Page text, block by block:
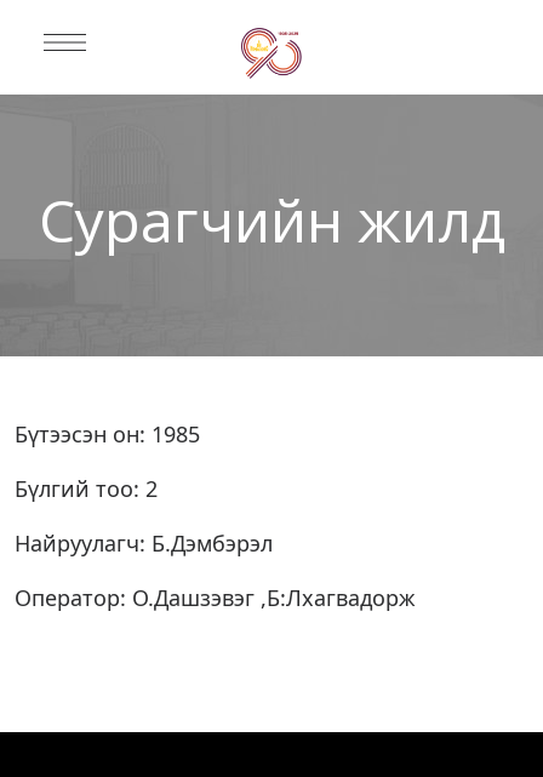
Сурагчийн жилд
Бүтээсэн он: 1985
Бүлгий тоо: 2
Найруулагч: Б.Дэмбэрэл
Оператор: О.Дашзэвэг ,Б:Лхагвадорж